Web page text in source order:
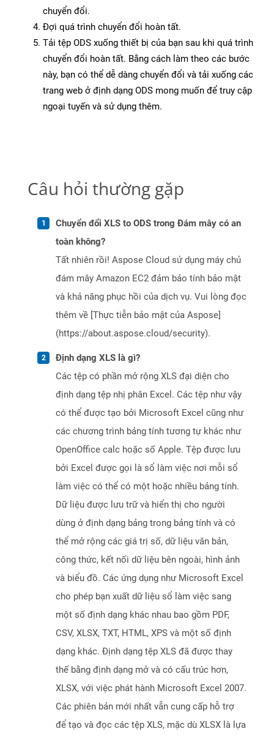
chuyển đổi.
Đợi quá trình chuyển đổi hoàn tất.
Tải tệp ODS xuống thiết bị của bạn sau khi quá trình
chuyển đổi hoàn tất. Bằng cách làm theo các bước
này, bạn có thể dễ dàng chuyển đổi và tải xuống các
trang web ở định dạng ODS mong muốn để truy cập
ngoại tuyến và sử dụng thêm.
Câu hỏi thường gặp
Chuyển đổi XLS to ODS trong Đám mây có an
toàn không?
Tất nhiên rồi! Aspose Cloud sử dụng máy chủ
đám mây Amazon EC2 đảm bảo tính bảo mật
và khả năng phục hồi của dịch vụ. Vui lòng đọc
thêm về [Thực tiễn bảo mật của Aspose]
(https://about.aspose.cloud/security).
Định dạng XLS là gì?
Các tệp có phần mở rộng XLS đại diện cho
định dạng tệp nhị phân Excel. Các tệp như vậy
có thể được tạo bởi Microsoft Excel cũng như
các chương trình bảng tính tương tự khác như
OpenOffice calc hoặc số Apple. Tệp được lưu
bởi Excel được gọi là sổ làm việc nơi mỗi sổ
làm việc có thể có một hoặc nhiều bảng tính.
Dữ liệu được lưu trữ và hiển thị cho người
dùng ở định dạng bảng trong bảng tính và có
thể mở rộng các giá trị số, dữ liệu văn bản,
công thức, kết nối dữ liệu bên ngoài, hình ảnh
và biểu đồ. Các ứng dụng như Microsoft Excel
cho phép bạn xuất dữ liệu sổ làm việc sang
một số định dạng khác nhau bao gồm PDF,
CSV, XLSX, TXT, HTML, XPS và một số định
dạng khác. Định dạng tệp XLS đã được thay
thế bằng định dạng mở và có cấu trúc hơn,
XLSX, với việc phát hành Microsoft Excel 2007.
Các phiên bản mới nhất vẫn cung cấp hỗ trợ
để tạo và đọc các tệp XLS, mặc dù XLSX là lựa